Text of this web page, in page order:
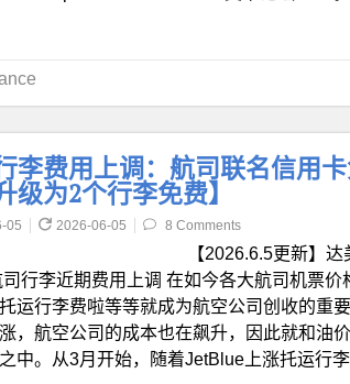
李费用上调：航司联名信用
级为2个行李免费】
05 2026-06-05 8 Comments
【2026.6.5更新】
行李近期费用上调 在如今各大航司机票
运行李费啦等等就成为航空公司创收的重
，航空公司的成本也在飙升，因此就和油
之中。从3月开始，随着JetBlue上涨托运行